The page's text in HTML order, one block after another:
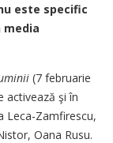
este specific
media
(7 februarie
activează şi în
Leca-Zamfirescu,
Oana Rusu.